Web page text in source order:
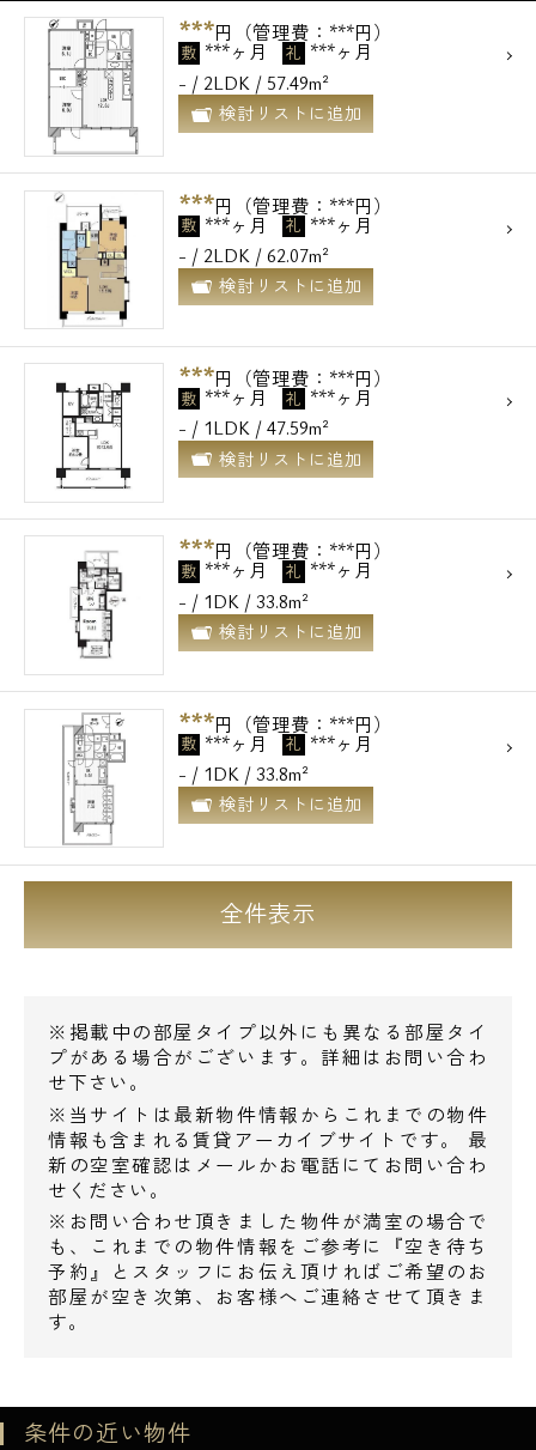
***円（管理費：***円）
敷 ***ヶ月 礼 ***ヶ月
- / 2LDK / 57.49m²
検討リストに追加
***円（管理費：***円）
敷 ***ヶ月 礼 ***ヶ月
- / 2LDK / 62.07m²
検討リストに追加
***円（管理費：***円）
敷 ***ヶ月 礼 ***ヶ月
- / 1LDK / 47.59m²
検討リストに追加
***円（管理費：***円）
敷 ***ヶ月 礼 ***ヶ月
- / 1DK / 33.8m²
検討リストに追加
***円（管理費：***円）
敷 ***ヶ月 礼 ***ヶ月
- / 1DK / 33.8m²
検討リストに追加
全件表示
※掲載中の部屋タイプ以外にも異なる部屋タイ
プがある場合がございます。詳細はお問い合わ
せ下さい。
※当サイトは最新物件情報からこれまでの物件
情報も含まれる賃貸アーカイブサイトです。 最
新の空室確認はメールかお電話にてお問い合わ
せください。
※お問い合わせ頂きました物件が満室の場合で
も、これまでの物件情報をご参考に『空き待ち
予約』とスタッフにお伝え頂ければご希望のお
部屋が空き次第、お客様へご連絡させて頂きま
す。
条件の近い物件
電話でお問い合わせ
0120-500-529
営業時間 10：00～18：00
メールでお問い合わせ
お問い合わせ